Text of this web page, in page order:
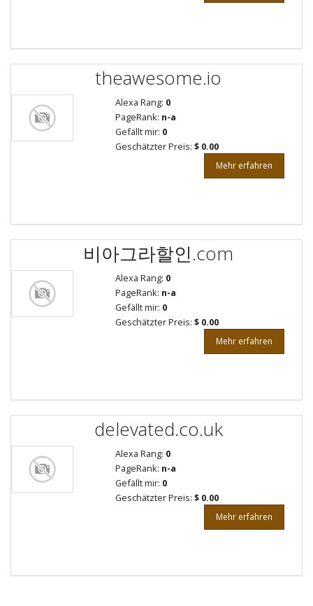
theawesome.io
Alexa Rang: 0
PageRank: n-a
Gefällt mir: 0
Geschätzter Preis: $ 0.00
Mehr erfahren
비아그라할인.com
Alexa Rang: 0
PageRank: n-a
Gefällt mir: 0
Geschätzter Preis: $ 0.00
Mehr erfahren
delevated.co.uk
Alexa Rang: 0
PageRank: n-a
Gefällt mir: 0
Geschätzter Preis: $ 0.00
Mehr erfahren